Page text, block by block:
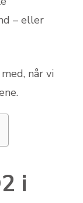
– eller
når vi
i